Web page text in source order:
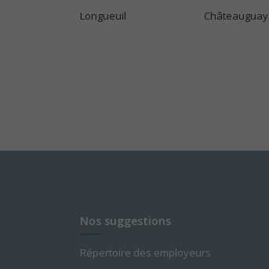
Longueuil
Châteauguay
Nos suggestions
Répertoire des employeurs